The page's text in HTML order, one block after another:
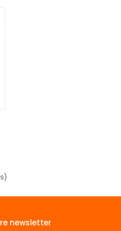
newsletter